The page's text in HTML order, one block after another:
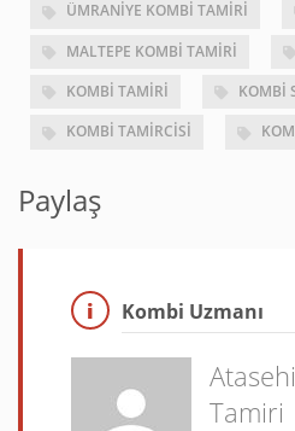
ÜMRANIYE KOMBI TAMIRI
MALTEPE KOMBI TAMIRI
KOMBI TAMIRI KOMBI
KOMBI TAMIRCISI
Paylaş
Kombi Uzmanı
Tamiri